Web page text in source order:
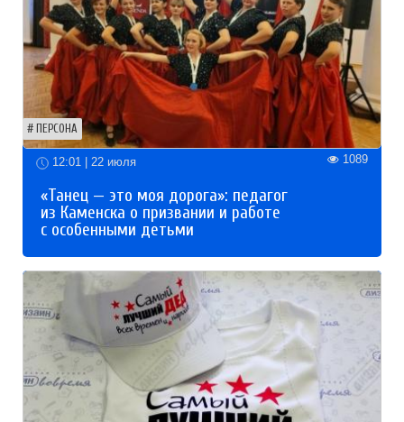
ПЕРСОНА
12:01 | 22 июля 1089
«Танец — это моя дорога»: педагог
из Каменска о призвании и работе
с особенными детьми